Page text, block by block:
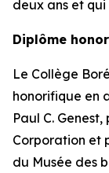
deux ans et
Diplôme
Le Collège
honorifique en
Paul C.
Corporation et
du Musée des